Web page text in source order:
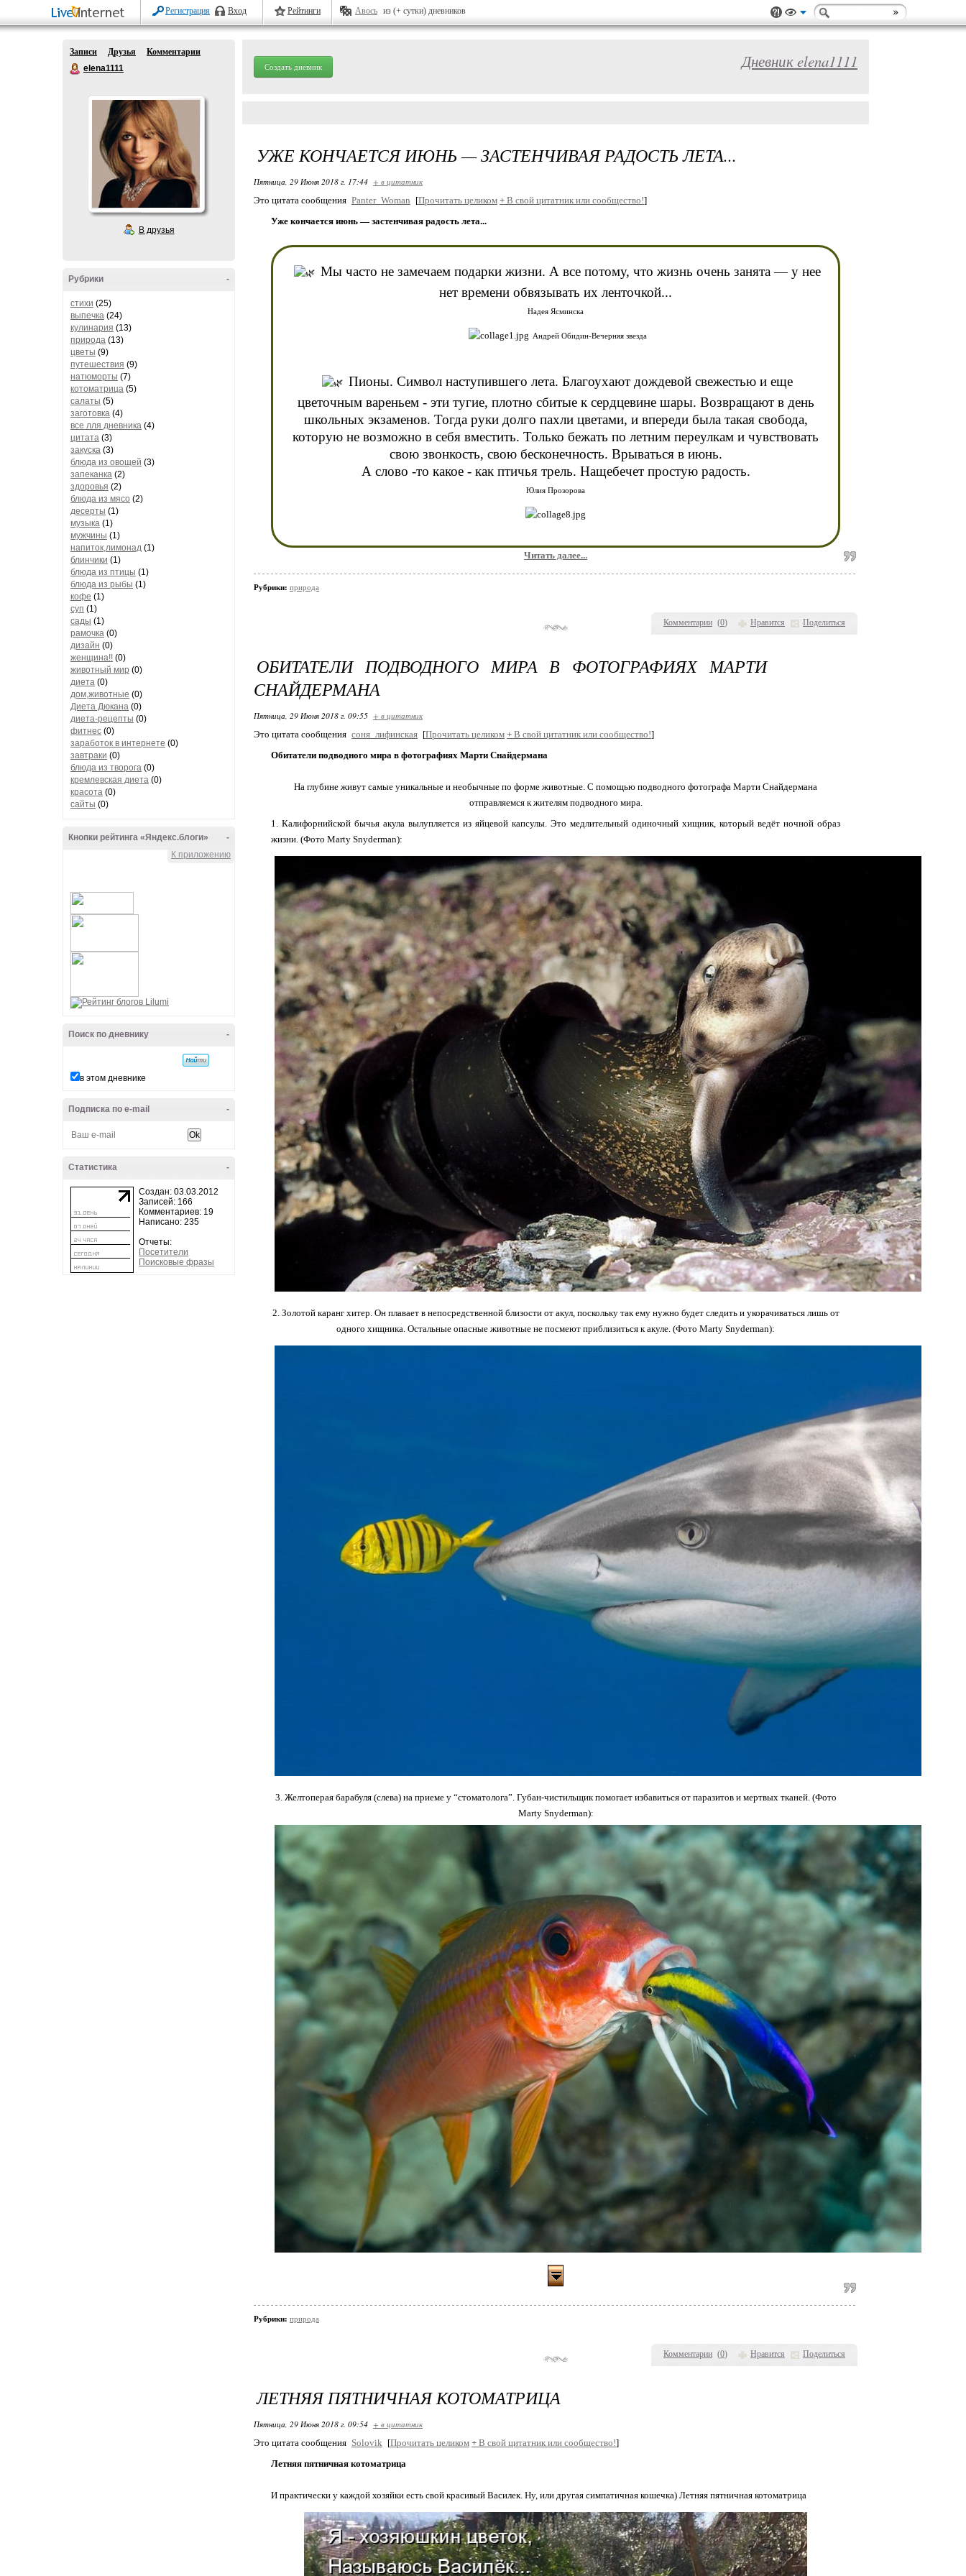
Регистрация Вход Рейтинги Авось из (+ сутки) дневников
Записи Друзья
Комментарии
elena1111
В друзья
-
Рубрики
стихи (25)
выпечка (24)
кулинария (13)
природа (13)
цветы (9)
путешествия (9)
натюморты (7)
котоматрица (5)
салаты (5)
заготовка (4)
все лля дневника (4)
цитата (3)
закуска (3)
блюда из овощей (3)
запеканка (2)
здоровья (2)
блюда из мясо (2)
десерты (1)
музыка (1)
мужчины (1)
напиток,лимонад (1)
блинчики (1)
блюда из птицы (1)
блюда из рыбы (1)
кофе (1)
суп (1)
сады (1)
рамочка (0)
дизайн (0)
женщина!! (0)
животный мир (0)
диета (0)
дом,животные (0)
Диета Дюкана (0)
диета-рецепты (0)
фитнес (0)
заработок в интернете (0)
завтраки (0)
блюда из творога (0)
кремлевская диета (0)
красота (0)
сайты (0)
-
Кнопки рейтинга «Яндекс.блоги»
К приложению
-
Поиск по дневнику
в этом дневнике
-
Подписка по e-mail
-
Статистика
Создан: 03.03.2012
Записей: 166
Комментариев: 19
Написано: 235
Отчеты:
Посетители
Поисковые фразы
Создать дневник Дневник elena1111
Комментарии (0) Нравится Поделиться
УЖЕ КОНЧАЕТСЯ ИЮНЬ — ЗАСТЕНЧИВАЯ РАДОСТЬ ЛЕТА...
Пятница, 29 Июня 2018 г. 17:44 + в цитатник
Это цитата сообщения Panter_Woman [Прочитать целиком + В свой цитатник или сообщество!]
Уже кончается июнь — застенчивая радость лета...
Мы часто не замечаем подарки жизни. А все потому, что жизнь очень занята — у нее
нет времени обвязывать их ленточкой...
Надея Ясминска
Андрей Обидин-Вечерняя звезда
Пионы. Символ наступившего лета. Благоухают дождевой свежестью и еще
цветочным вареньем - эти тугие, плотно сбитые к сердцевине шары. Возвращают в день
школьных экзаменов. Тогда руки долго пахли цветами, и впереди была такая свобода,
которую не возможно в себя вместить. Только бежать по летним переулкам и чувствовать
свою звонкость, свою бесконечность. Врываться в июнь.
А слово -то какое - как птичья трель. Нащебечет простую радость.
Юлия Прозорова
Читать далее...
Рубрики: природа
Комментарии (0) Нравится Поделиться
ОБИТАТЕЛИ ПОДВОДНОГО МИРА В ФОТОГРАФИЯХ МАРТИ
СНАЙДЕРМАНА
Пятница, 29 Июня 2018 г. 09:55 + в цитатник
Это цитата сообщения соня_лифинская [Прочитать целиком + В свой цитатник или сообщество!]
Обитатели подводного мира в фотографиях Марти Снайдермана
На глубине живут самые уникальные и необычные по форме животные. С помощью подводного фотографа Марти Снайдермана
отправляемся к жителям подводного мира.
1. Калифорнийской бычья акула вылупляется из яйцевой капсулы. Это медлительный одиночный хищник, который ведёт ночной образ
жизни. (Фото Marty Snyderman):
2. Золотой каранг хитер. Он плавает в непосредственной близости от акул, поскольку так ему нужно будет следить и укорачиваться лишь от
одного хищника. Остальные опасные животные не посмеют приблизиться к акуле. (Фото Marty Snyderman):
3. Желтоперая барабуля (слева) на приеме у “стоматолога”. Губан-чистильщик помогает избавиться от паразитов и мертвых тканей. (Фото
Marty Snyderman):
Рубрики: природа
ЛЕТНЯЯ ПЯТНИЧНАЯ КОТОМАТРИЦА
Пятница, 29 Июня 2018 г. 09:54 + в цитатник
Это цитата сообщения Solovik [Прочитать целиком + В свой цитатник или сообщество!]
Летняя пятничная котоматрица
И практически у каждой хозяйки есть свой красивый Василек. Ну, или другая симпатичная кошечка) Летняя пятничная котоматрица